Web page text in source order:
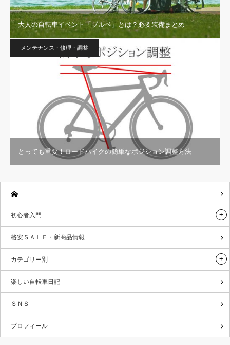
大人の自転車イベント「ブルベ」とは？必要装備まとめ
メンテナンス・修理・調整
とっても重要！ロードバイクの簡単なポジション調整方法
初心者入門
格安ＳＡＬＥ・新商品情報
カテゴリー別
楽しい自転車日記
ＳＮＳ
プロフィール